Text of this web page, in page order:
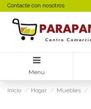
Contacte con nosotros
Menu
Inicio Hogar Muebles